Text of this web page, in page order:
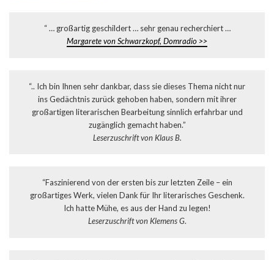
“ … großartig geschildert … sehr genau recherchiert …
Margarete von Schwarzkopf, Domradio >>
“.. Ich bin Ihnen sehr dankbar, dass sie dieses Thema nicht nur
ins Gedächtnis zurück gehoben haben, sondern mit ihrer
großartigen literarischen Bearbeitung sinnlich erfahrbar und
zugänglich gemacht haben.”
Leserzuschrift von Klaus B.
“Faszinierend von der ersten bis zur letzten Zeile – ein
großartiges Werk, vielen Dank für Ihr literarisches Geschenk.
Ich hatte Mühe, es aus der Hand zu legen!
Leserzuschrift von Klemens G.